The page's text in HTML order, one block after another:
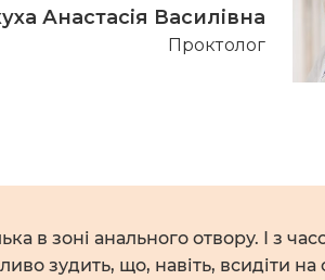
Анастасія Василівна
Проктолог
в зоні анального отвору. І з
зудить, що, навіть, всидіти на